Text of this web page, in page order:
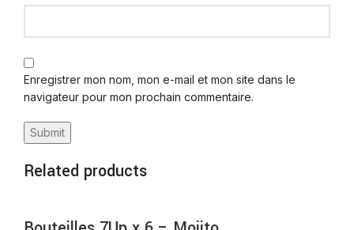
Enregistrer mon nom, mon e-mail et mon site dans le
navigateur pour mon prochain commentaire.
Related products